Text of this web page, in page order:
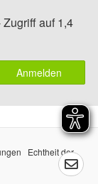
auf 1,4
Anmelden
Echtheit der